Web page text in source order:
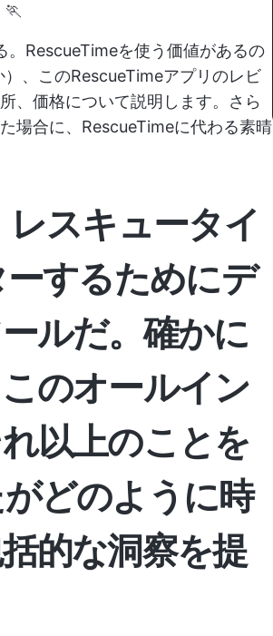
。RescueTimeを使う価値があるの
、このRescueTimeアプリのレビ
、価格について説明します。さら
場合に、RescueTimeに代わる素晴
レスキュータイ
するためにデ
ルだ。確かに
のオールイン
以上のことを
どのように時
的な洞察を提